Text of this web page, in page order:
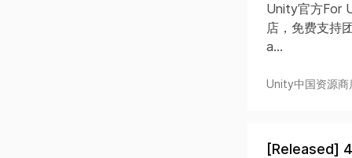
Unity官方For
店，免费支持
a...
Unity中国资源商
[Released]